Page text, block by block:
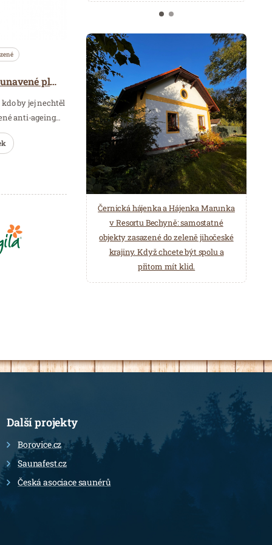
Anti-age bojovníci vrátí unavené pleti ztracenou jiskru
by jej nechtěl
anti-ageing…
Černická hájenka a Hájenka Marunka
v Resortu Bechyně: samostatné
objekty zasazené do zeleně jihočeské
krajiny. Když chcete být spolu a
přitom mít klid.
Další projekty
Borovice.cz
Saunafest.cz
Česká asociace saunérů